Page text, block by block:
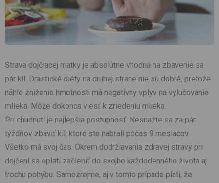
Strava dojčiacej matky je absolútne vhodná na zbavenie sa
pár kíl. Drastické diéty na druhej strane nie sú dobré, pretože
náhle zníženie hmotnosti má negatívny vplyv na vylučovanie
mlieka. Môže dokonca viesť k zriedeniu mlieka.
Pri chudnutí je najlepšia postupnosť. Nesnažte sa za pár
týždňov zbaviť kíl, ktoré ste nabrali počas 9 mesiacov.
Všetko má svoj čas. Okrem dodržiavania zdravej stravy pri
dojčení sa oplatí začleniť do svojho každodenného života aj
trochu pohybu. Samozrejme, aj v tomto prípade platí, že